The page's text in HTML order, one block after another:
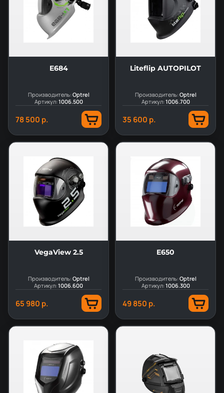
E684
Производитель:Optrel
Артикул:1006.500
78 500 р.
Liteflip AUTOPILOT
Производитель:Optrel
Артикул:1006.700
35 600 р.
VegaView 2.5
Производитель:Optrel
Артикул:1006.600
65 980 р.
E650
Производитель:Optrel
Артикул:1006.300
49 850 р.